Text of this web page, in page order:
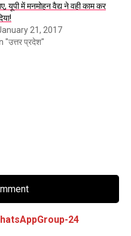
यूपी में मनमोहन वैद्य ने वही काम कर
21, 2017
"उत्तर प्रदेश"
24